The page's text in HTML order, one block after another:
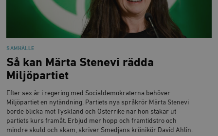
SAMHÄLLE
Så kan Märta Stenevi rädda
Miljöpartiet
Efter sex år i regering med Socialdemokraterna behöver
Miljöpartiet en nytändning. Partiets nya språkrör Märta Stenevi
borde blicka mot Tyskland och Österrike när hon stakar ut
partiets kurs framåt. Erbjud mer hopp och framtidstro och
mindre skuld och skam, skriver Smedjans krönikör David Ahlin.
Inc.